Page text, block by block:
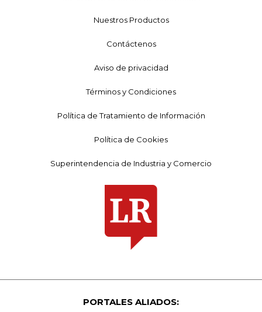
Nuestros Productos
Contáctenos
Aviso de privacidad
Términos y Condiciones
Política de Tratamiento de Información
Política de Cookies
Superintendencia de Industria y Comercio
PORTALES ALIADOS: